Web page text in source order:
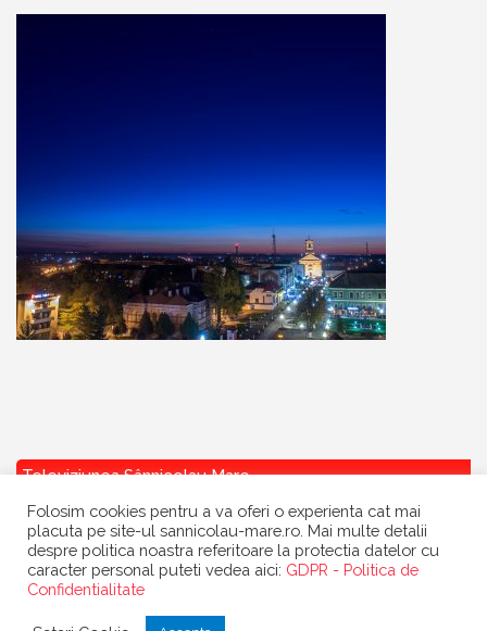
Televiziunea Sânnicolau Mare
Primaria Sannicolau Mare
Folosim cookies pentru a va oferi o experienta cat mai
placuta pe site-ul sannicolau-mare.ro. Mai multe detalii
despre politica noastra referitoare la protectia datelor cu
caracter personal puteti vedea aici: GDPR - Politica de
Confidentialitate